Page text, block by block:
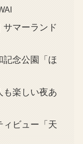
マーランド
念公園「ほ
も楽しい夜あ
ィビュー「天